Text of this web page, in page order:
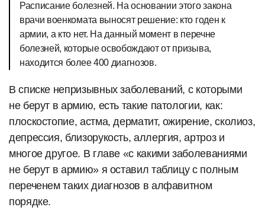
Расписание болезней. На основании этого закона
врачи военкомата выносят решение: кто годен к
армии, а кто нет. На данный момент в перечне
болезней, которые освобождают от призыва,
находится более 400 диагнозов.
В списке непризывных заболеваний, с которыми
не берут в армию, есть такие патологии, как:
плоскостопие, астма, дерматит, ожирение, сколиоз,
депрессия, близорукость, аллергия, артроз и
многое другое. В главе «с какими заболеваниями
не берут в армию» я оставил таблицу с полным
переченем таких диагнозов в алфавитном
порядке.